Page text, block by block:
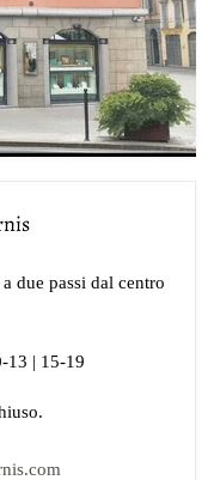
a due passi dal centro
13 | 15-19